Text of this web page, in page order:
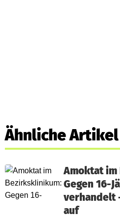
Ähnliche Artikel
Amoktat
Gegen 16-
verhandelt
auf